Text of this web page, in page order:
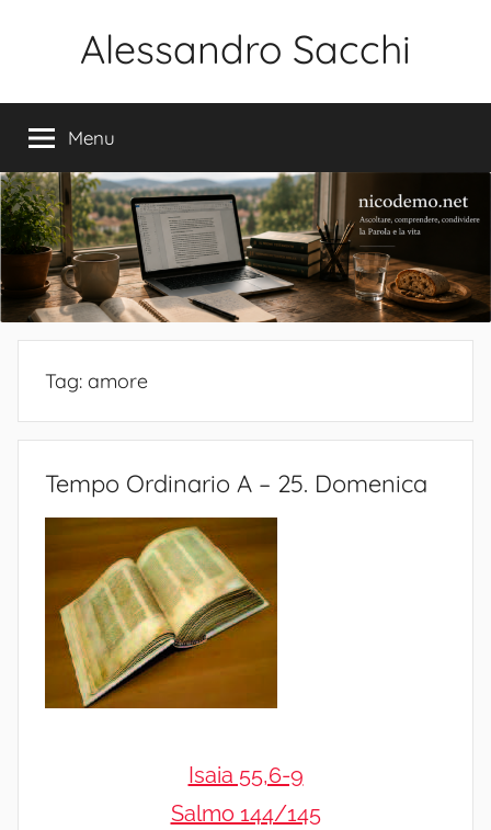
Alessandro Sacchi
Vita
Menu
Tag: amore
Tempo Ordinario A – 25. Domenica
Isaia 55,6-9
Salmo 144/145